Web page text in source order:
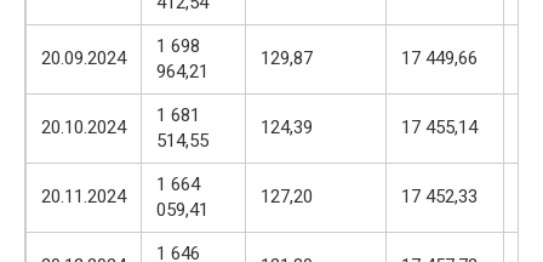
20.09.2024
1 698
964,21
129,87 17 449,66
20.10.2024
1 681
514,55
124,39 17 455,14
20.11.2024
1 664
059,41
127,20 17 452,33
1 646